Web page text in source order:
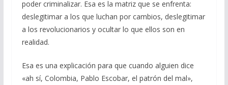
poder criminalizar. Esa es la matriz que se enfrenta:
deslegitimar a los que luchan por cambios, deslegitimar
a los revolucionarios y ocultar lo que ellos son en
realidad.
Esa es una explicación para que cuando alguien dice
«ah sí, Colombia, Pablo Escobar, el patrón del mal»,